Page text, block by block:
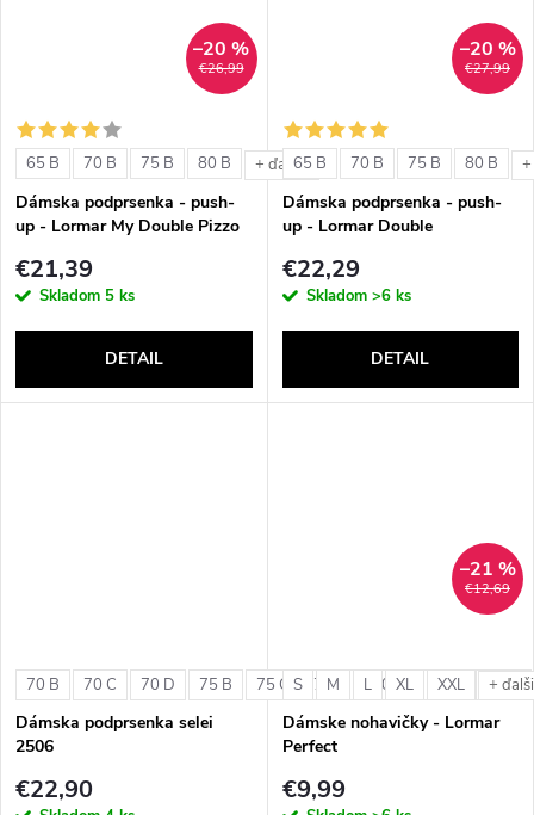
€26,99
–20 %
65 B 70 B 75 B 80 B + ďalšie
Dámska podprsenka - push-
up - Lormar My Double Pizzo
€21,39
Skladom 5 ks
DETAIL
€27,99
–20 %
65 B 70 B 75 B 80 B
Dámska podprsenka - push-
up - Lormar Double
€22,29
Skladom >6 ks
DETAIL
70 B 70 C 70 D 75 B 75 C 75 D 80 B 80 C 80 D
Dámska podprsenka selei
2506
€22,90
€12,69
–21 %
S M L XL XXL +
Dámske nohavičky - Lormar
Perfect
€9,99